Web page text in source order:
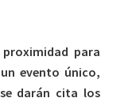
para
evento único,
darán cita los